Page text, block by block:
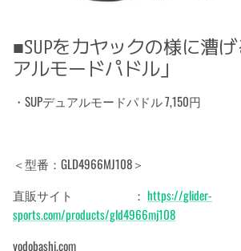
■SUPをカヤックの様に漕げ
アルモードパドル」
・SUPデュアルモードパドル 7,150円
＜型番：GLD4966MJ108＞
直販サイト ： https://glider-
sports.com/products/gld4966mj108
yodobashi.com